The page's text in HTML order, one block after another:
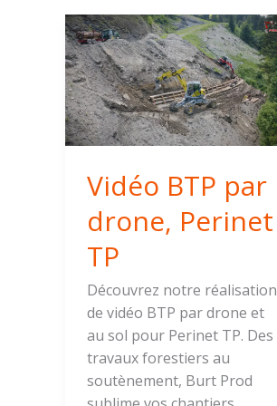
Vidéo BTP par
drone, Perinet
TP
Découvrez notre réalisation
de vidéo BTP par drone et
au sol pour Perinet TP. Des
travaux forestiers au
soutènement, Burt Prod
Vidéo
BTP
par
drone,
Perinet
TP